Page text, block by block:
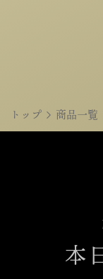
トップ 商品一覧
本